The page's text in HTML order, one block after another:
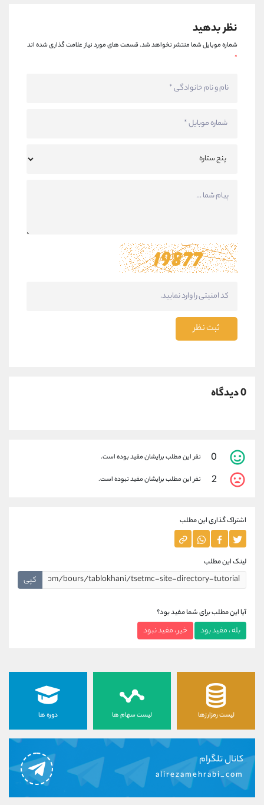
نظر بدهید
شماره موبایل شما منتشر نخواهد شد.قسمت های مورد نیاز علامت گذاری شده اند
*
ثبت نظر
0 دیدگاه
0 نفر این مطلب برایشان مفید بوده است.
2 نفر این مطلب برایشان مفید نبوده است.
اشتراک گذاری این مطلب
لینک این مطلب
کپی
آیا این مطلب برای شما مفید بود؟
بله ، مفید بود خیر ، مفید نبود
لیست رمزارزها لیست سهام ها دوره ها
کانال تلگرام
alirezamehrabi_com